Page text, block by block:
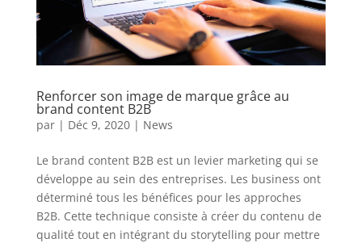
Renforcer son image de marque grâce au
brand content B2B
par | Déc 9, 2020| News
Le brand content B2B est un levier marketing qui se
développe au sein des entreprises. Les business ont
déterminé tous les bénéfices pour les approches
B2B. Cette technique consiste à créer du contenu de
qualité tout en intégrant du storytelling pour mettre